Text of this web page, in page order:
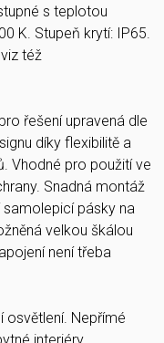
s teplotou
K. Stupeň krytí: IP65.
též
řešení upravená dle
díky flexibilitě a
Vhodné pro použití ve
Snadná montáž
pásky na
velkou škálou
není třeba
osvětlení. Nepřímé